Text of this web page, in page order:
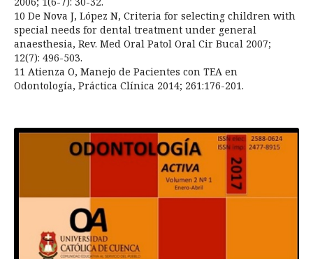
10 De Nova J, López N, Criteria for selecting children with
special needs for dental treatment under general
anaesthesia, Rev. Med Oral Patol Oral Cir Bucal 2007;
12(7): 496-503.
11 Atienza O, Manejo de Pacientes con TEA en
Odontología, Práctica Clínica 2014; 261:176-201.